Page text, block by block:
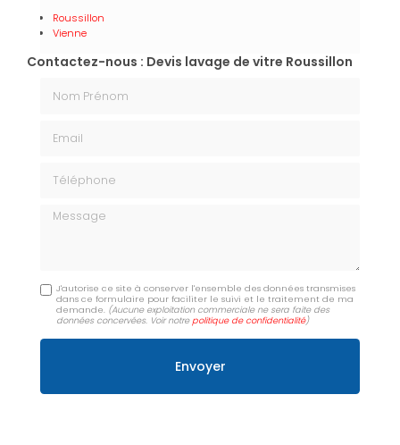
Roussillon
Vienne
Contactez-nous : Devis lavage de vitre Roussillon
Message
J'autorise ce site à conserver l'ensemble des données transmises
dans ce formulaire pour faciliter le suivi et le traitement de ma
demande. (Aucune exploitation commerciale ne sera faite des
données concervées. Voir notrepolitique de confidentialité)